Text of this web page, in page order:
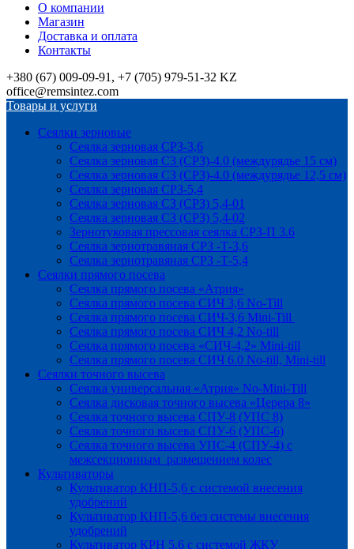
О компании
Магазин
Доставка и оплата
Контакты
+380 (67) 009-09-91, +7 (705) 979-51-32 KZ
office@remsintez.com
Товары и услуги
Сеялки зерновые
Сеялка зерновая СРЗ-3,6
Сеялка зерновая СЗ (СРЗ)-4.0 (междурядье 15 см)
Сеялка зерновая СЗ (СРЗ)-4.0 (междурядье 12,5 см)
Сеялка зерновая СРЗ-5,4
Сеялка зерновая СЗ (СРЗ) 5,4-01
Сеялка зерновая СЗ (СРЗ) 5,4-02
Зернотуковая прессовая сеялка СРЗ-П 3.6
Сеялка зернотравяная СРЗ -Т-3,6
Сеялка зернотравяная СРЗ -Т-5,4
Сеялки прямого посева
Сеялка прямого посева «Атрия»
Сеялка прямого посева СИЧ 3,6 No-Till
Сеялка прямого посева СИЧ-3,6 Mini-Till
Сеялка прямого посева СИЧ 4,2 No-till
Сеялка прямого посева «СИЧ-4,2» Mini-till
Сеялка прямого посева СИЧ 6.0 No-till, Mini-till
Сеялки точного высева
Сеялка универсальная «Атрия» No-Mini-Till
Сеялка дисковая точного высева «Церера 8»
Сеялка точного высева СПУ-8 (УПС 8)
Сеялка точного высева СПУ-6 (УПС-6)
Сеялка точного высева УПС-4 (СПУ-4) с
межсекционным размещением колес
Культиваторы
Культиватор КНП-5,6 с системой внесения
удобрений
Культиватор КНП-5,6 без системы внесения
удобрений
Культиватор КРН 5.6 с системой ЖКУ